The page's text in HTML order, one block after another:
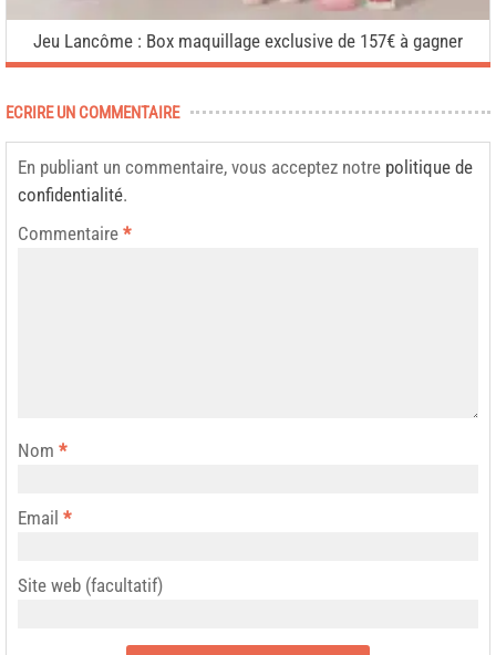
Jeu Lancôme : Box maquillage exclusive de 157€ à gagner
ECRIRE UN COMMENTAIRE
En publiant un commentaire, vous acceptez notre politique de
confidentialité.
Commentaire *
Nom *
Email *
Site web (facultatif)